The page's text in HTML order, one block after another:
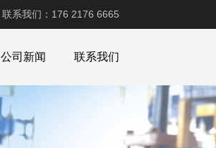
联系我们：176 2176 6665
公司新闻 联系我们